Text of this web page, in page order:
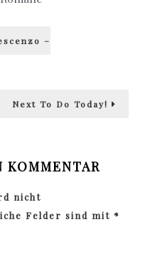
–
Next Next
To Do Today!
KOMMENTAR
nicht
Felder sind mit *